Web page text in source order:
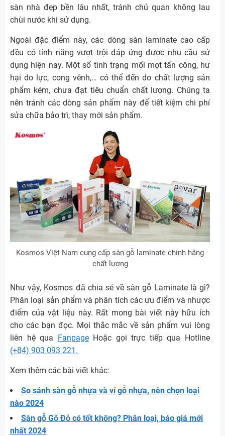
sàn nhà đẹp bền lâu nhất, tránh chủ quan không lau
chùi nước khi sử dụng.
Ngoài đặc điểm này, các dòng sàn laminate cao cấp
đều có tính năng vượt trội đáp ứng được nhu cầu sử
dụng hiện nay. Một số tình trạng mối mọt tấn công, hư
hại do lực, cong vênh,… có thể đến do chất lượng sản
phẩm kém, chưa đạt tiêu chuẩn chất lượng. Chúng ta
nên tránh các dòng sản phẩm này để tiết kiệm chi phí
sửa chữa bảo trì, thay mới sản phẩm.
Kosmos Việt Nam cung cấp sàn gỗ laminate chính hãng
chất lượng
Như vậy, Kosmos đã chia sẻ về sàn gỗ Laminate là gì?
Phân loại sản phẩm và phân tích các ưu điểm và nhược
điểm của vật liệu này. Rất mong bài viết này hữu ích
cho các bạn đọc. Mọi thắc mắc về sản phẩm vui lòng
liên hệ qua FanpageHoặc gọi trực tiếp qua Hotline
(+84) 903 093 221.
Xem thêm các bài viết khác:
So sánh sàn gỗ nhựa và vỉ gỗ nhựa, nên chọn loại
nào 2024
Sàn gỗ Gõ Đỏ có tốt không? Phân loại, báo giá mới
nhất 2024